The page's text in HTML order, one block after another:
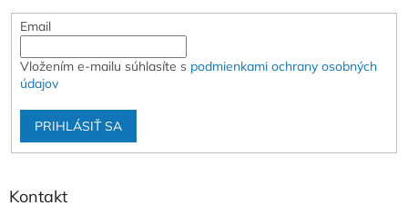
Email
Vložením e-mailu súhlasíte s podmienkami ochrany osobných
údajov
PRIHLÁSIŤ SA
Kontakt